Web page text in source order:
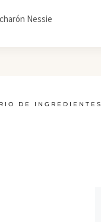
Nessie
DE INGREDIENTES